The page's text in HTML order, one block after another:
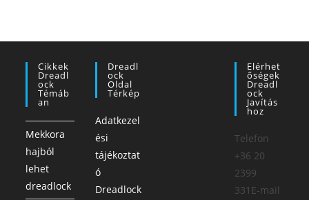
Cikkek
Dreadl
Ock
Témáb
An
Mekkora
hajból
lehet
dreadlock
Dreadl
Ock
Oldal
Térkép
Adatkezel
ési
tájékoztat
ó
Dreadlock
Elérhet
Őségek
Dreadl
Ock
Javítás
Hoz
Telefon
+36 20
2399
331E-mail